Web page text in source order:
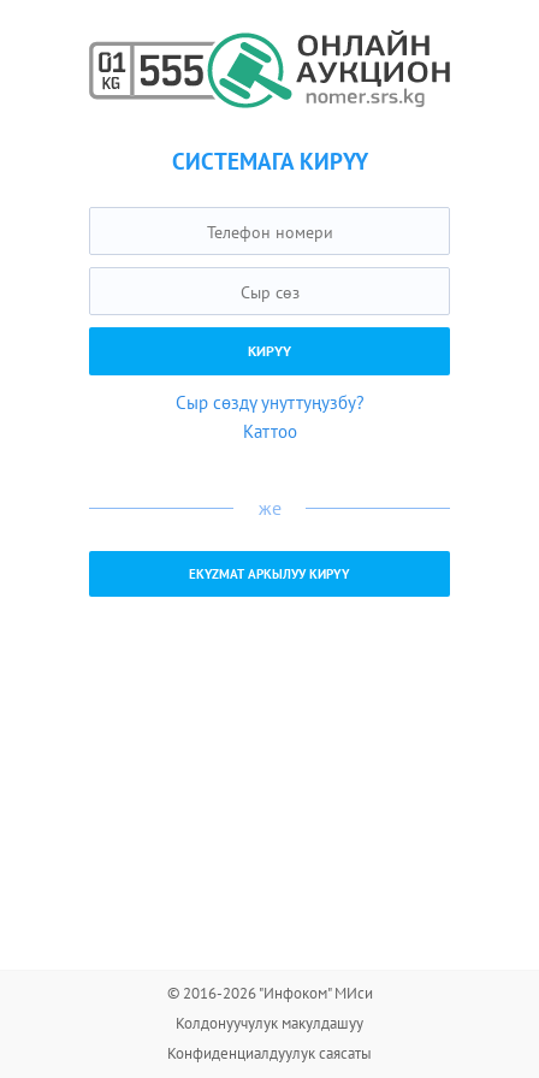
СИСТЕМАГА КИРҮҮ
Сыр сөздү унуттуңузбу?
Каттоо
же
EKYZMAT АРКЫЛУУ КИРҮҮ
© 2016-2026 "Инфоком" МИси
Колдонуучулук макулдашуу
Конфиденциалдуулук саясаты